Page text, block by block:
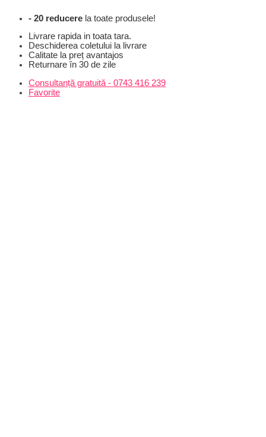
- 20 reducere la toate produsele!
Livrare rapida in toata tara.
Deschiderea coletului la livrare
Calitate la preț avantajos
Returnare în 30 de zile
Consultanță gratuită - 0743 416 239
Favorite